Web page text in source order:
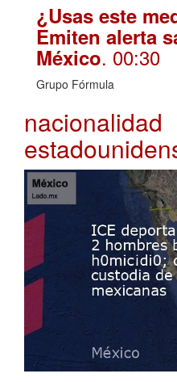
¿Usas este
Emiten alerta
México. 00:30
Grupo Fórmula
nacionalidad